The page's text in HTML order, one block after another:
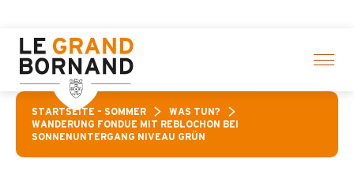
contenu
principal
STARTSEITE – SOMMER
WAS TUN?
WANDERUNG FONDUE MIT REBLOCHON BEI
SONNENUNTERGANG NIVEAU GRÜN